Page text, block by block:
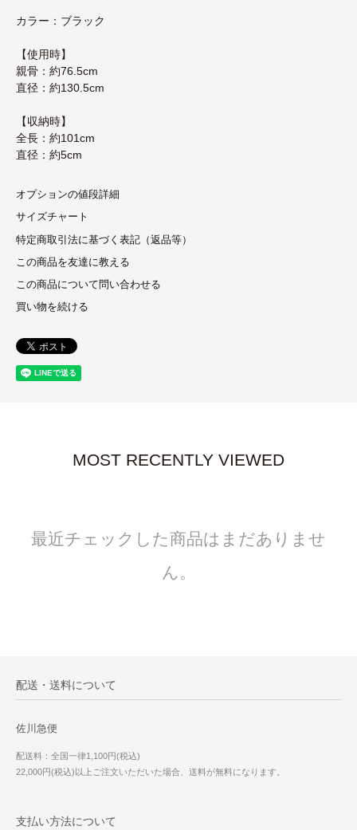
カラー：ブラック
【使用時】
親骨：約76.5cm
直径：約130.5cm
【収納時】
全長：約101cm
直径：約5cm
オプションの値段詳細
サイズチャート
特定商取引法に基づく表記（返品等）
この商品を友達に教える
この商品について問い合わせる
買い物を続ける
MOST RECENTLY VIEWED
最近チェックした商品はまだありませ
ん。
配送・送料について
佐川急便
配送料：全国一律1,100円(税込)
22,000円(税込)以上ご注文いただいた場合、送料が無料になります。
支払い方法について